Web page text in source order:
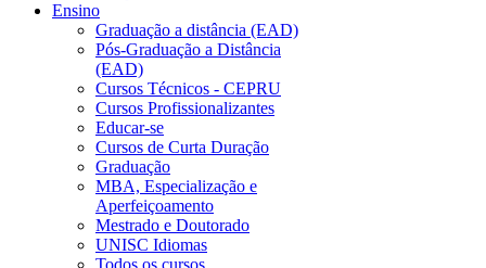
Ensino
Graduação a distância (EAD)
Pós-Graduação a Distância
(EAD)
Cursos Técnicos - CEPRU
Cursos Profissionalizantes
Educar-se
Cursos de Curta Duração
Graduação
MBA, Especialização e
Aperfeiçoamento
Mestrado e Doutorado
UNISC Idiomas
Todos os cursos